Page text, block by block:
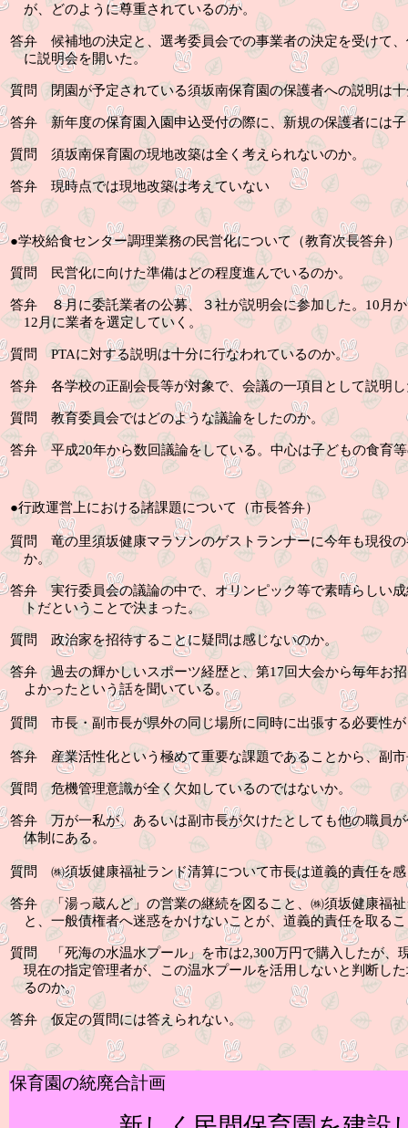
が、どのように尊重されているのか。
答弁 候補地の決定と、選考委員会での事業者の決定を受けて
に説明会を開いた。
質問 閉園が予定されている須坂南保育園の保護者への説明は
答弁 新年度の保育園入園申込受付の際に、新規の保護者には
質問 須坂南保育園の現地改築は全く考えられないのか。
答弁 現時点では現地改築は考えていない
●学校給食センター調理業務の民営化について（教育次長答弁）
質問 民営化に向けた準備はどの程度進んでいるのか。
答弁 ８月に委託業者の公募、３社が説明会に参加した。 10 月
12 月に業者を選定していく。
質問 PTAに対する説明は十分に行なわれているのか。
答弁 各学校の正副会長等が対象で、会議の一項目として説明
質問 教育委員会ではどのような議論をしたのか。
答弁 平成20年から数回議論をしている。中心は子どもの食育
●行政運営上における諸課題について（市長答弁）
質問 竜の里須坂健康マラソンのゲストランナーに今年も現役
か。
答弁 実行委員会の議論の中で、オリンピック等で素晴らしい
トだということで決まった。
質問 政治家を招待することに疑問は感じないのか。
答弁 過去の輝かしいスポーツ経歴と、第17回大会から毎年お
よかったという話を聞いている。
質問 市長・副市長が県外の同じ場所に同時に出張する必要性
答弁 産業活性化という極めて重要な課題であることから、副
質問 危機管理意識が全く欠如しているのではないか。
答弁 万が一私が、あるいは副市長が欠けたとしても他の職員
体制にある。
質問 ㈱須坂健康福祉ランド清算について市長は道義的責任を
答弁 「湯っ蔵んど」の営業の継続を図ること、㈱須坂健康福
と、一般債権者へ迷惑をかけないことが、道義的責任を取る
質問「死海の水温水プール」を市は2,300万円で購入したが、
現在の指定管理者が、この温水プールを活用しないと判断し
るのか。
答弁 仮定の質問には答えられない。
保育園の統廃合計画